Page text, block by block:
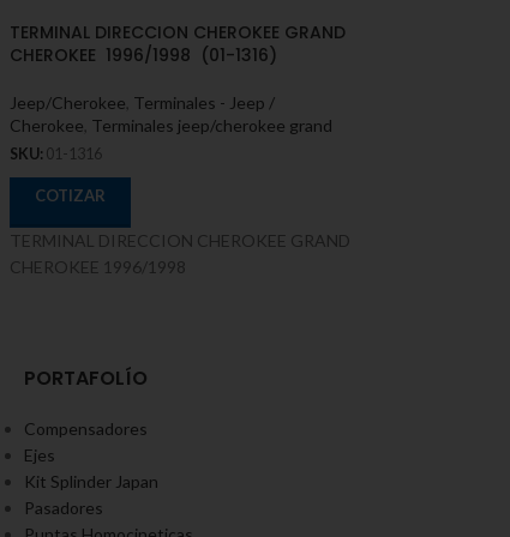
TERMINAL DIRECCION CHEROKEE GRAND
CHEROKEE 1996/1998 (01-1316)
Jeep/Cherokee, Terminales - Jeep /
Cherokee, Terminales jeep/cherokee grand
SKU: 01-1316
COTIZAR
TERMINAL DIRECCION CHEROKEE GRAND
CHEROKEE 1996/1998
PORTAFOLÍO
Compensadores
Ejes
Kit Splinder Japan
Pasadores